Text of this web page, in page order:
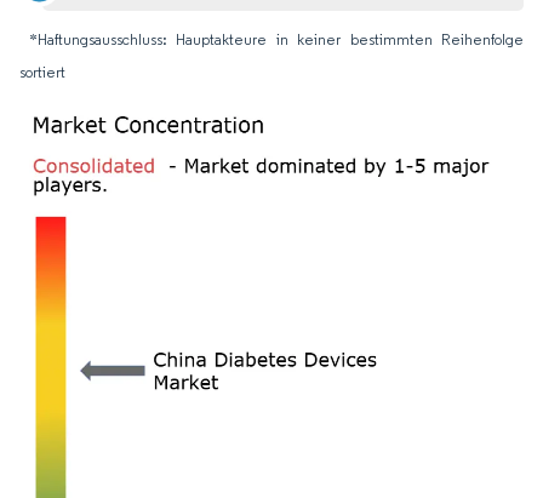
*Haftungsausschluss: Hauptakteure in keiner bestimmten Reihenfolge
sortiert